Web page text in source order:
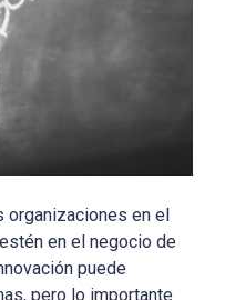
organizaciones en el
en el negocio de
puede
pero lo importante